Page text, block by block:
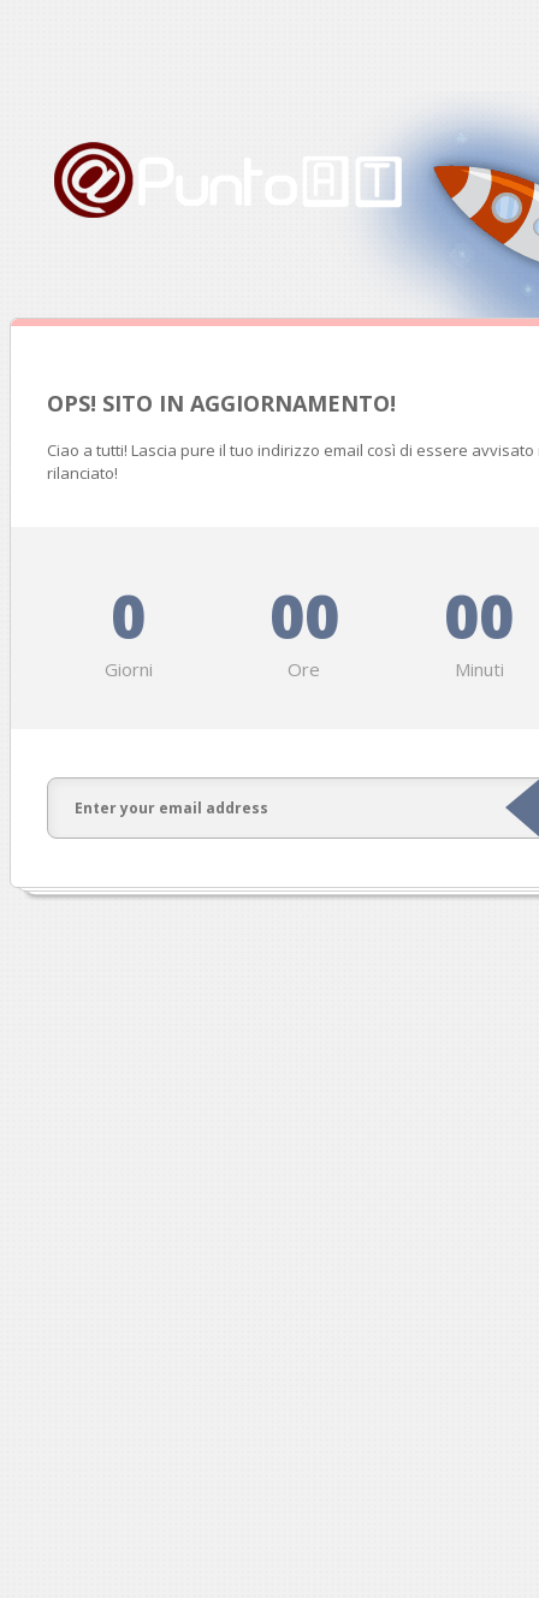
OPS! SITO IN AGGIORNAMENTO!
Ciao a tutti! Lascia pure il tuo indirizzo email così di essere
rilanciato!
0
Giorni
00
Ore
00
Minuti